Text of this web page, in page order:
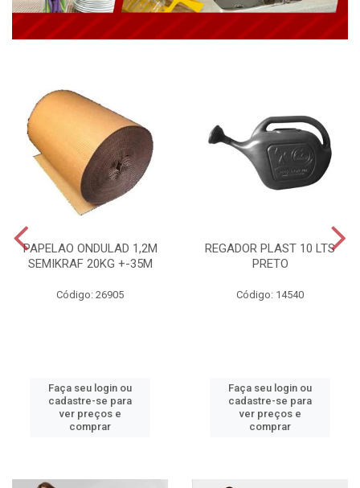
PAPELAO ONDULAD 1,2M
SEMIKRAF 20KG +-35M
Código: 26905
Faça seu login ou
cadastre-se para
ver preços e
comprar
REGADOR PLAST 10 LTS
PRETO
Código: 14540
Faça seu login ou
cadastre-se para
ver preços e
comprar